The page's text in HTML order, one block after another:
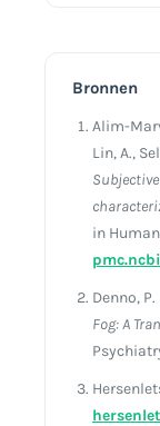
Bronnen
Alim-
Lin, A.,
in
Denno,
Fog: A